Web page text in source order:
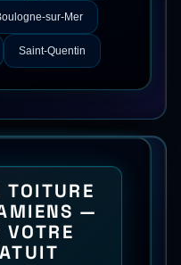
sur-Mer
Saint-Quentin
TOITURE
—